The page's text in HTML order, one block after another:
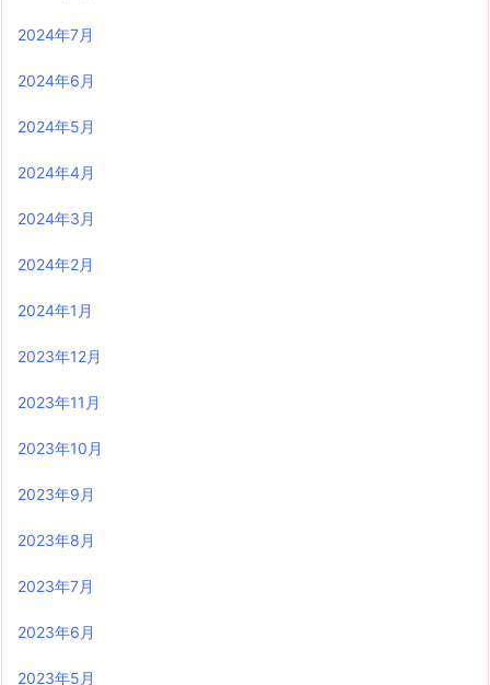
2024年7月
2024年6月
2024年5月
2024年4月
2024年3月
2024年2月
2024年1月
2023年12月
2023年11月
2023年10月
2023年9月
2023年8月
2023年7月
2023年6月
2023年5月